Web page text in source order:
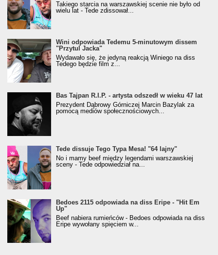
Takiego starcia na warszawskiej scenie nie było od
wielu lat - Tede zdissował...
Wini odpowiada Tedemu 5-minutowym dissem
"Przytul Jacka"
Wydawało się, że jedyną reakcją Winiego na diss
Tedego będzie film z...
Bas Tajpan R.I.P. - artysta odszedł w wieku 47 lat
Prezydent Dąbrowy Górniczej Marcin Bazylak za
pomocą mediów społecznościowych...
Tede dissuje Tego Typa Mesa! "64 lajny"
No i mamy beef między legendami warszawskiej
sceny - Tede odpowiedział na...
Bedoes 2115 odpowiada na diss Eripe - "Hit Em
Up"
Beef nabiera rumieńców - Bedoes odpowiada na diss
Eripe wywołany spięciem w...